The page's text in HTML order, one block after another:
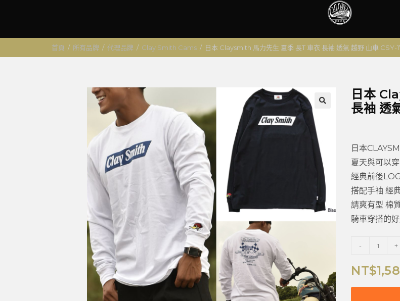
首頁 / 所有品牌 / 代理品牌 / Clay Smith Cams / 日本 Claysmith 馬力先生 夏季 長T 車衣 長袖 透氣 越野 山車 CSY-
日本
長袖 透
日本
夏天與可以
經典前後
搭配手袖 經
請爽有型 棉
騎車穿搭的
- +
NT$